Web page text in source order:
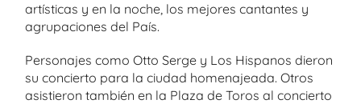
artísticas y en la noche, los mejores cantantes y
agrupaciones del País.
Personajes como Otto Serge y Los Hispanos dieron
su concierto para la ciudad homenajeada. Otros
asistieron también en la Plaza de Toros al concierto